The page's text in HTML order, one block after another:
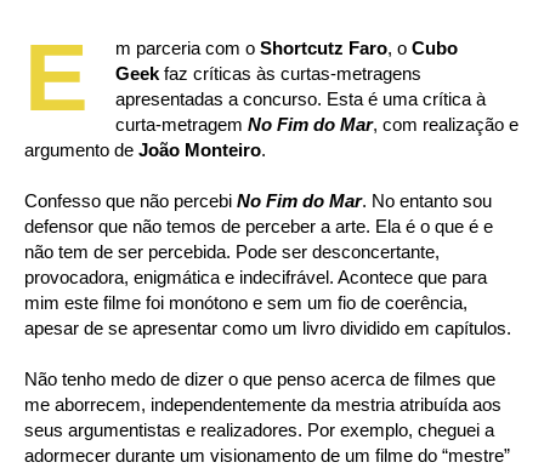
E m parceria com o Shortcutz Faro, o Cubo
Geekfaz críticas às curtas-metragens
apresentadas a concurso. Esta é uma crítica à
curta-metragem No Fim do Mar, com realização e
argumento de João Monteiro.
Confesso que não percebi No Fim do Mar. No entanto sou
defensor que não temos de perceber a arte. Ela é o que é e
não tem de ser percebida. Pode ser desconcertante,
provocadora, enigmática e indecifrável. Acontece que para
mim este filme foi monótono e sem um fio de coerência,
apesar de se apresentar como um livro dividido em capítulos.
Não tenho medo de dizer o que penso acerca de filmes que
me aborrecem, independentemente da mestria atribuída aos
seus argumentistas e realizadores. Por exemplo, cheguei a
adormecer durante um visionamento de um filme do “mestre”